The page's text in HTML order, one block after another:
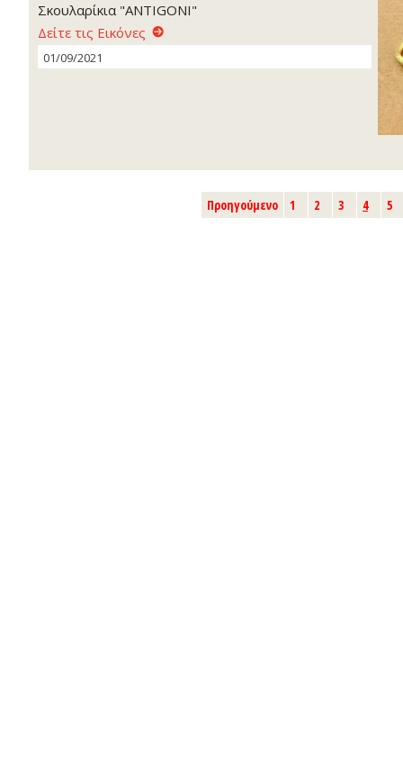
Σκουλαρίκια "ANTIGONI"
Δείτε τις Εικόνες
01/09/2021
Προηγούμενο 1 2 3 4 5